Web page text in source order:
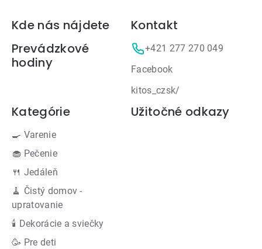
Zápätie
Kde nás nájdete
Prevádzkové
hodiny
Kontakt
+421 277 270 049
Facebook
kitos_czsk/
Kategórie
🍳 Varenie
🧁 Pečenie
🍴 Jedáleň
🧹 Čistý domov -
upratovanie
🕯 Dekorácie a sviečky
🥳 Pre deti
Užitočné odkazy